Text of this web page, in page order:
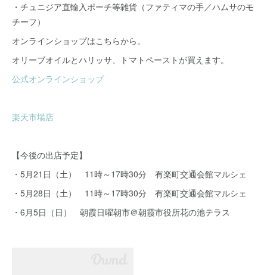
・チュニジア直輸入ポーチ等雑貨（ファティマの手／ハムサのモ
チーフ）
オンラインショップはこちらから。
オリーブオイルとハリッサ、トマトペーストが買えます。
公式オンラインショップ
楽天市場店
【今後の出店予定】
・5月21日（土） 11時～17時30分 有楽町交通会館マルシェ
・5月28日（土） 11時～17時30分 有楽町交通会館マルシェ
・6月5日（日） 朝霞日曜朝市＠朝霞市役所花の池テラス